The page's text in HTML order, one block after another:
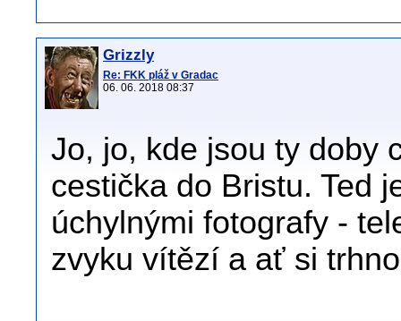
Grizzly
Re: FKK pláž v Gradac
06. 06. 2018 08:37
Jo, jo, kde jsou ty doby
cestička do Bristu. Ted
úchylnými fotografy -
zvyku vítězí a ať si